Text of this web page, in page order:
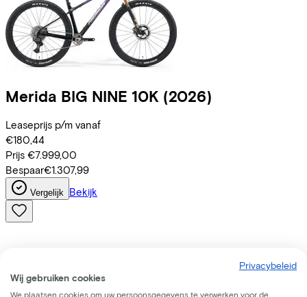
Merida BIG NINE 10K (2026)
Leaseprijs p/m vanaf
€180,44
Prijs €7.999,00
Bespaar€1.307,99
Vergelijk Bekijk
Privacybeleid
Wij gebruiken cookies
We plaatsen cookies om uw persoonsgegevens te verwerken voor de